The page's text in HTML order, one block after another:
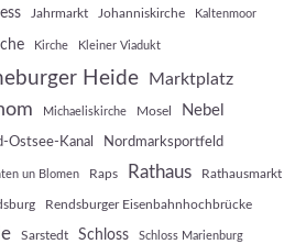
Jahrmarkt Johanniskirche Kaltenmoor
Kirche Kleiner Viadukt
Heide Marktplatz
Michaeliskirche Mosel Nebel
Ostsee-Kanal Nordmarksportfeld
un Blomen Raps Rathaus Rathausmarkt
Rendsburger Eisenbahnhochbrücke
Sarstedt Schloss Schloss Marienburg